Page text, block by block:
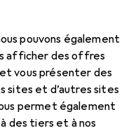
pouvons également
afficher des offres
vous présenter des
sites et d’autres sites
permet également
des tiers et à nos
avec le
la catégorie